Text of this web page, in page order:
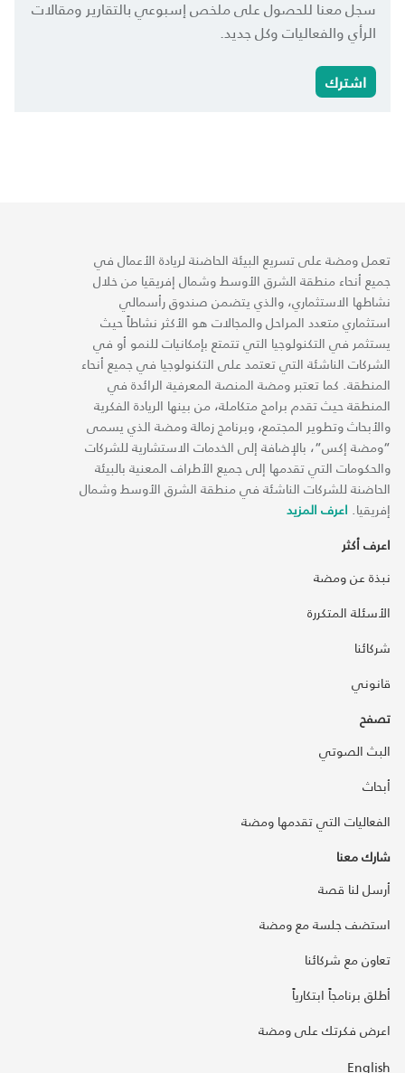
سجل معنا للحصول على ملخص إسبوعي بالتقارير ومقالات
الرأي والفعاليات وكل جديد.
اشترك
تعمل ومضة على تسريع البيئة الحاضنة لريادة الأعمال في
جميع أنحاء منطقة الشرق الأوسط وشمال إفريقيا من خلال
نشاطها الاستثماري، والذي يتضمن صندوق رأسمالي
استثماري متعدد المراحل والمجالات هو الأكثر نشاطاً حيث
يستثمر في التكنولوجيا التي تتمتع بإمكانيات للنمو أو في
الشركات الناشئة التي تعتمد على التكنولوجيا في جميع أنحاء
المنطقة. كما تعتبر ومضة المنصة المعرفية الرائدة في
المنطقة حيث تقدم برامج متكاملة، من بينها الريادة الفكرية
والأبحاث وتطوير المجتمع، وبرنامج زمالة ومضة الذي يسمى
“ومضة إكس“، بالإضافة إلى الخدمات الاستشارية للشركات
والحكومات التي تقدمها إلى جميع الأطراف المعنية بالبيئة
الحاضنة للشركات الناشئة في منطقة الشرق الأوسط وشمال
إفريقيا. اعرف المزيد
اعرف أكثر
نبذة عن ومضة
الأسئلة المتكررة
شركائنا
قانوني
تصفح
البث الصوتي
أبحاث
الفعاليات التي تقدمها ومضة
شارك معنا
أرسل لنا قصة
استضف جلسة مع ومضة
تعاون مع شركائنا
أطلق برنامجاً ابتكارياً
اعرض فكرتك على ومضة
English